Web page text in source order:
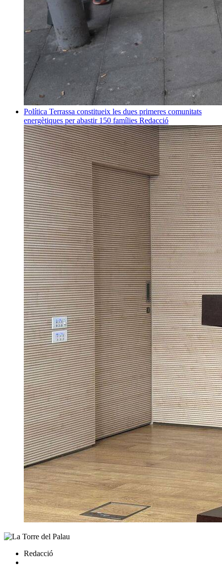
Política Terrassa constitueix les dues primeres comunitats
energètiques per abastir 150 famílies Redacció
Redacció